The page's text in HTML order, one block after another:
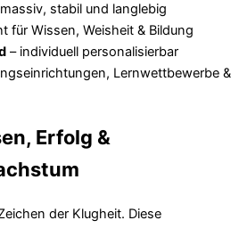
stabil und langlebig
für Wissen, Weisheit & Bildung
– individuell personalisierbar
Lernwettbewerbe &
Erfolg &
der Klugheit. Diese